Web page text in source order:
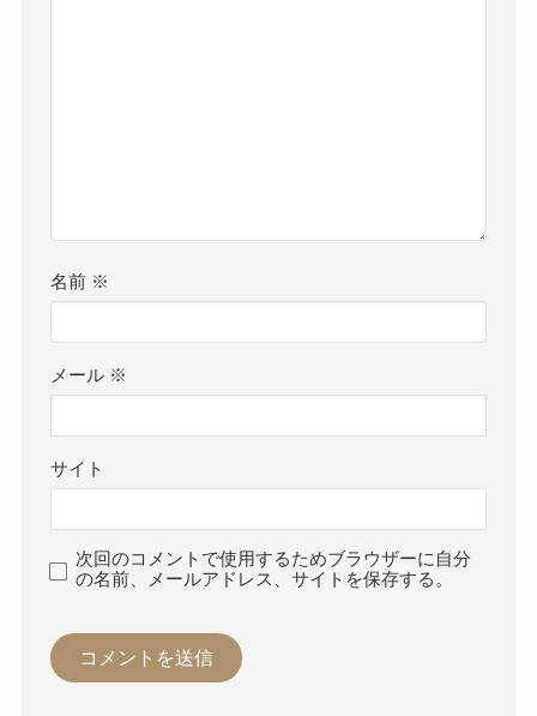
名前 ※
メール ※
サイト
次回のコメントで使用するためブラウザーに自分
の名前、メールアドレス、サイトを保存する。